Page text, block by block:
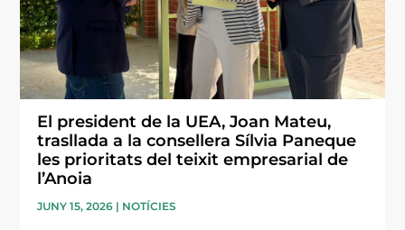
El president de la UEA, Joan Mateu,
trasllada a la consellera Sílvia Paneque
les prioritats del teixit empresarial de
l’Anoia
JUNY 15, 2026 | NOTÍCIES